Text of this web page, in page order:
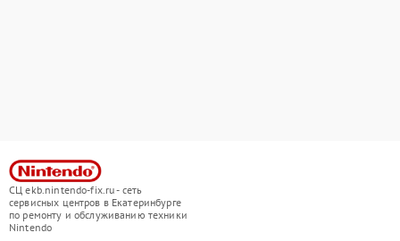
СЦ ekb.nintendo-fix.ru - сеть
сервисных центров в Екатеринбурге
по ремонту и обслуживанию техники
Nintendo